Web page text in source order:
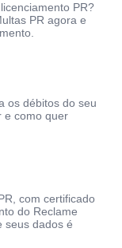
PR?
PR agora e
os débitos do seu
e como quer
com certificado
do Reclame
seus dados é